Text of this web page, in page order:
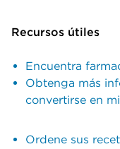
Recursos útiles
Encuentra
Obtenga más
convertirse en
Ordene sus